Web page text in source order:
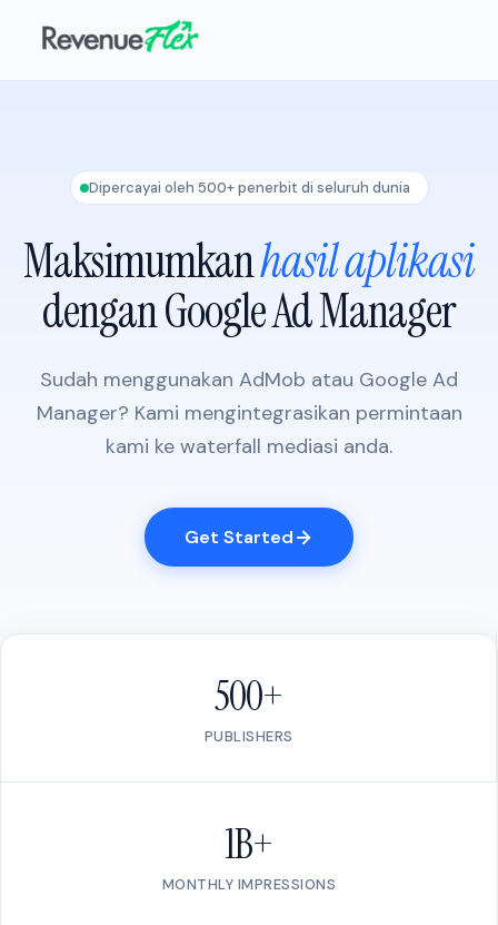
Dipercayai oleh 500+ penerbit di seluruh dunia
Maksimumkanhasil aplikasi
dengan Google Ad Manager
Sudah menggunakan AdMob atau Google Ad
Manager? Kami mengintegrasikan permintaan
kami ke waterfall mediasi anda.
Get Started
500+
PUBLISHERS
1B+
MONTHLY IMPRESSIONS